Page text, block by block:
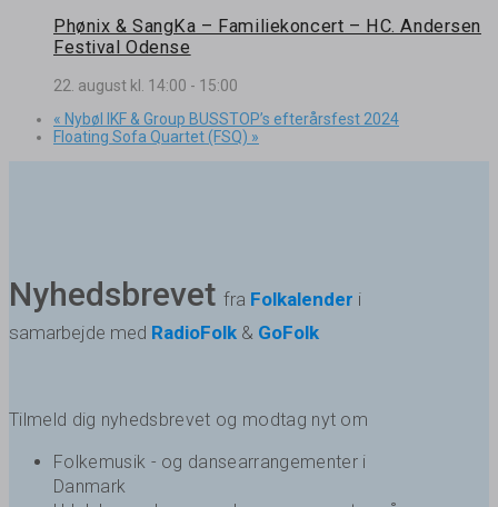
Phønix & SangKa – Familiekoncert – HC. Andersen
Festival Odense
22. august kl. 14:00 - 15:00
« Nybøl IKF & Group BUSSTOP’s efterårsfest 2024
Floating Sofa Quartet (FSQ) »
Nyhedsbrevet fra Folkalender i
samarbejde med RadioFolk & GoFolk
Tilmeld dig nyhedsbrevet og modtag nyt om
Folkemusik - og dansearrangementer i
Danmark